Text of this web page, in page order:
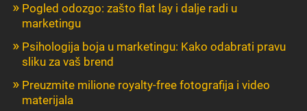
Pogled odozgo: zašto flat lay i dalje radi u
marketingu
Psihologija boja u marketingu: Kako odabrati pravu
sliku za vaš brend
Preuzmite milione royalty-free fotografija i video
materijala